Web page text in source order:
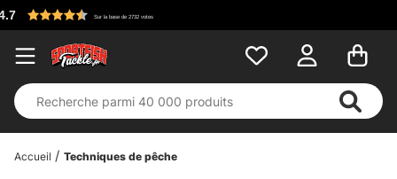
Accueil Techniques de pêche